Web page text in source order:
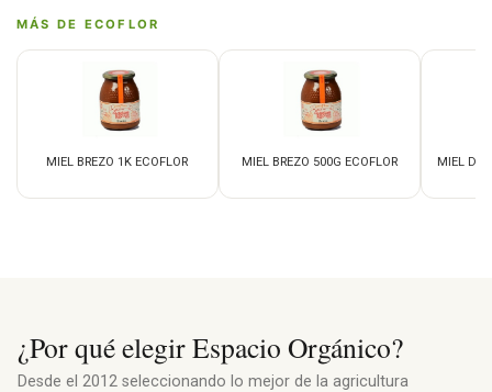
MÁS DE ECOFLOR
MIEL BREZO 1K ECOFLOR MIEL BREZO 500G ECOFLOR
MIEL DE
¿Por qué elegir Espacio Orgánico?
Desde el 2012 seleccionando lo mejor de la agricultura